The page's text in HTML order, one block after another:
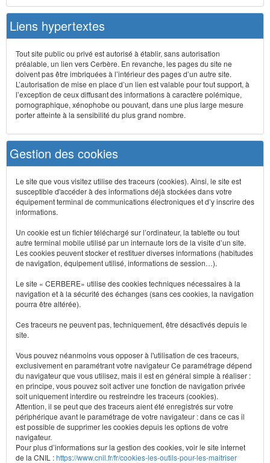
Liens hypertextes
Tout site public ou privé est autorisé à établir, sans autorisation
préalable, un lien vers Cerbère. En revanche, les pages du site ne
doivent pas être imbriquées à l’intérieur des pages d’un autre site.
L’autorisation de mise en place d’un lien est valable pour tout support, à
l’exception de ceux diffusant des informations à caractère polémique,
pornographique, xénophobe ou pouvant, dans une plus large mesure
porter atteinte à la sensibilité du plus grand nombre.
Gestion des cookies
Le site que vous visitez utilise des traceurs (cookies). Ainsi, le site est
susceptible d'accéder à des informations déjà stockées dans votre
équipement terminal de communications électroniques et d’y inscrire des
informations.
Un cookie est un fichier téléchargé sur l’ordinateur, la tablette ou tout
autre terminal mobile utilisé par un internaute lors de la visite d’un site.
Les cookies peuvent stocker et restituer diverses informations (habitudes
de navigation, équipement utilisé, informations de session…).
Le site « CERBERE» utilise des cookies techniques nécessaires à la
navigation et à la sécurité des échanges (sans ces cookies, la navigation
pourra être altérée).
Ces traceurs ne peuvent pas, techniquement, être désactivés depuis le
site.
Vous pouvez néanmoins vous opposer à l'utilisation de ces traceurs,
exclusivement en paramétrant votre navigateur Ce paramétrage dépend
du navigateur que vous utilisez, mais il est en général simple à réaliser :
en principe, vous pouvez soit activer une fonction de navigation privée
soit uniquement interdire ou restreindre les traceurs (cookies).
Attention, il se peut que des traceurs aient été enregistrés sur votre
périphérique avant le paramétrage de votre navigateur : dans ce cas il
est possible de supprimer les cookies depuis les options de votre
navigateur.
Pour plus d’informations sur la gestion des cookies, voir le site internet
de la CNIL :https://www.cnil.fr/fr/cookies-les-outils-pour-les-maitriser